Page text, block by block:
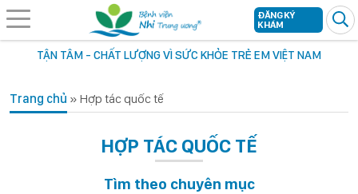
TẬN TÂM - CHẤT LƯỢNG VÌ SỨC KHỎE TRẺ EM VIỆT NAM
ĐĂNG KÝ
KHÁM
Trang chủ » Hợp tác quốc tế
HỢP TÁC QUỐC TẾ
Tìm theo chuyên mục